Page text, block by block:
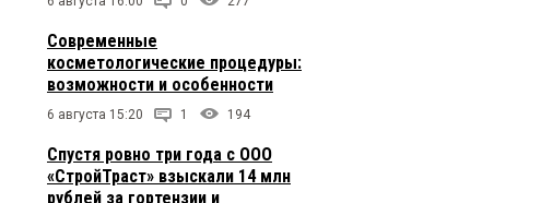
Современные
косметологические процедуры:
возможности и особенности
6 августа 15:20 1 194
Спустя ровно три года с ООО
«СтройТраст» взыскали 14 млн
рублей за гортензии и